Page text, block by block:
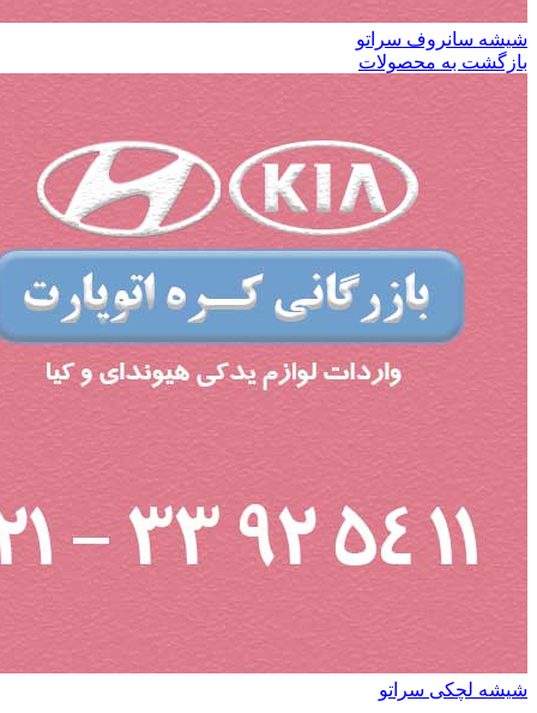
شیشه سانروف سراتو
بازگشت به محصولات
شیشه لچکی سراتو